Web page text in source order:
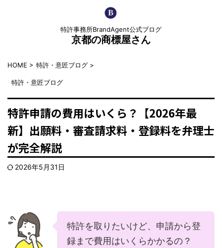
特許事務所BrandAgent公式ブログ
京都の商標屋さん
HOME > 特許・意匠ブログ >
特許・意匠ブログ
特許申請の費用はいくら？【2026年最
新】出願料・審査請求料・登録料を弁理士
が完全解説
2026年5月31日
特許を取りたいけど、申請から登
録まで費用はいくらかかるの？